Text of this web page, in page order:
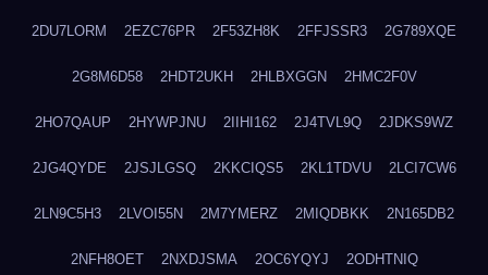
2DU7LORM 2EZC76PR 2F53ZH8K 2FFJSSR3 2G789XQE
2G8M6D58 2HDT2UKH 2HLBXGGN 2HMC2F0V
2HO7QAUP 2HYWPJNU 2IIHI162 2J4TVL9Q 2JDKS9WZ
2JG4QYDE 2JSJLGSQ 2KKCIQS5 2KL1TDVU 2LCI7CW6
2LN9C5H3 2LVOI55N 2M7YMERZ 2MIQDBKK 2N165DB2
2NFH8OET 2NXDJSMA 2OC6YQYJ 2ODHTNIQ